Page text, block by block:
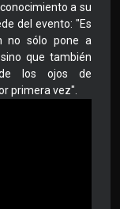
a su
del evento: "Es
no sólo pone a
que también
los ojos de
primera vez".